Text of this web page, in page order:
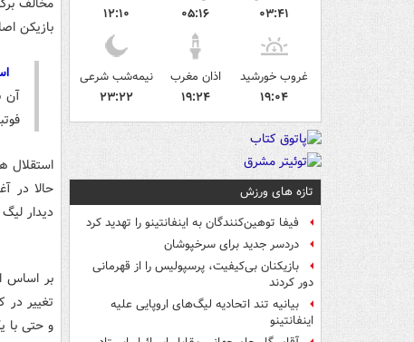
۰۳:۴۱
۰۵:۱۶
۱۲:۱۰
غروب خورشید
۱۹:۰۴
اذان مغرب
۱۹:۲۴
نیمه‌شب شرعی
۲۳:۲۲
تازه های ورزش
فیفا توهین‌کنندگان به اینفانتینو را تهدید کرد
دردسر جدید برای سرخپوشان
بازیکنان بی‌کیفیت، پرسپولیس را از قهرمانی
دور کردند
بیانیه تند اتحادیه لیگ‌های اروپایی علیه
اینفانتینو
بازیکن
آن
استقلال
دیدار
بر اساس
تغییر
و حتی با